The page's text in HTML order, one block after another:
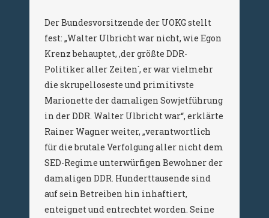
Der Bundesvorsitzende der UOKG stellt
fest: „Walter Ulbricht war nicht, wie Egon
Krenz behauptet, ‚der größte DDR-
Politiker aller Zeiten´, er war vielmehr
die skrupelloseste und primitivste
Marionette der damaligen Sowjetführung
in der DDR. Walter Ulbricht war“, erklärte
Rainer Wagner weiter, „verantwortlich
für die brutale Verfolgung aller nicht dem
SED-Regime unterwürfigen Bewohner der
damaligen DDR. Hunderttausende sind
auf sein Betreiben hin inhaftiert,
enteignet und entrechtet worden. Seine